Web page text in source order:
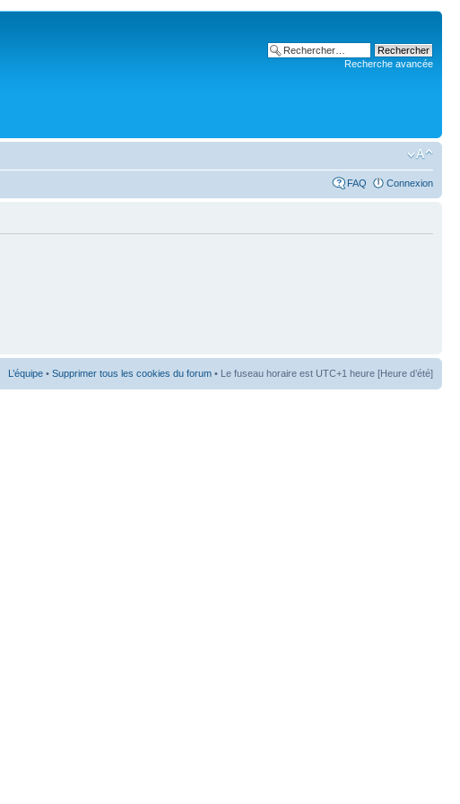
Recherche avancée
FAQ Connexion
L’équipe • Supprimer tous les cookies du forum • Le fuseau horaire est UTC+1 heure [Heure d’été]